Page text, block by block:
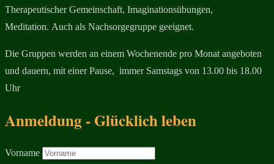
TherapeutischerGemeinschaft, Imaginationsübungen,
Meditation. Auch als Nachsorgegruppe geeignet.
Die Gruppen werden an einem Wochenende pro Monat angeboten
und dauern, mit einer Pause, immer Samstags von 13.00 bis 18.00
Uhr
Anmeldung - Glücklich leben
Vorname